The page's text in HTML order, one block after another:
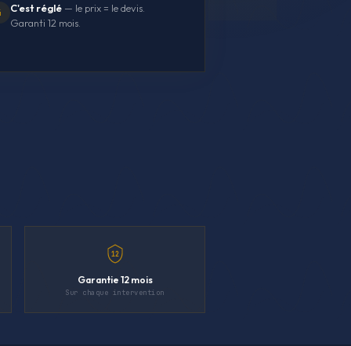
C'est réglé — le prix = le devis.
Garanti 12 mois.
12
Garantie 12 mois
Sur chaque intervention